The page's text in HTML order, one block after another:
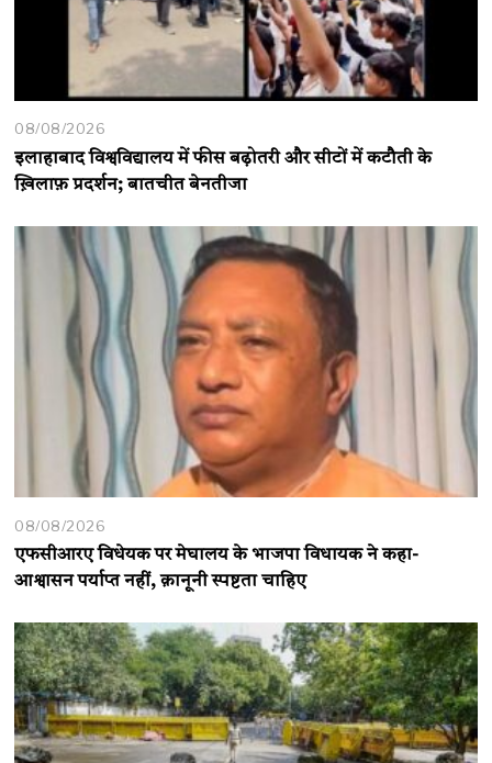
08/08/2026
इलाहाबाद विश्वविद्यालय में फीस बढ़ोतरी और सीटों में कटौती के
ख़िलाफ़ प्रदर्शन; बातचीत बेनतीजा
08/08/2026
एफसीआरए विधेयक पर मेघालय के भाजपा विधायक ने कहा-
आश्वासन पर्याप्त नहीं, क़ानूनी स्पष्टता चाहिए